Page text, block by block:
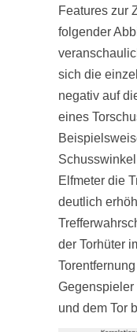
Features zur
folgender
sich die
negativ auf
eines
Elfmeter die
deutlich
der Torhüter
Gegenspieler
und dem Tor